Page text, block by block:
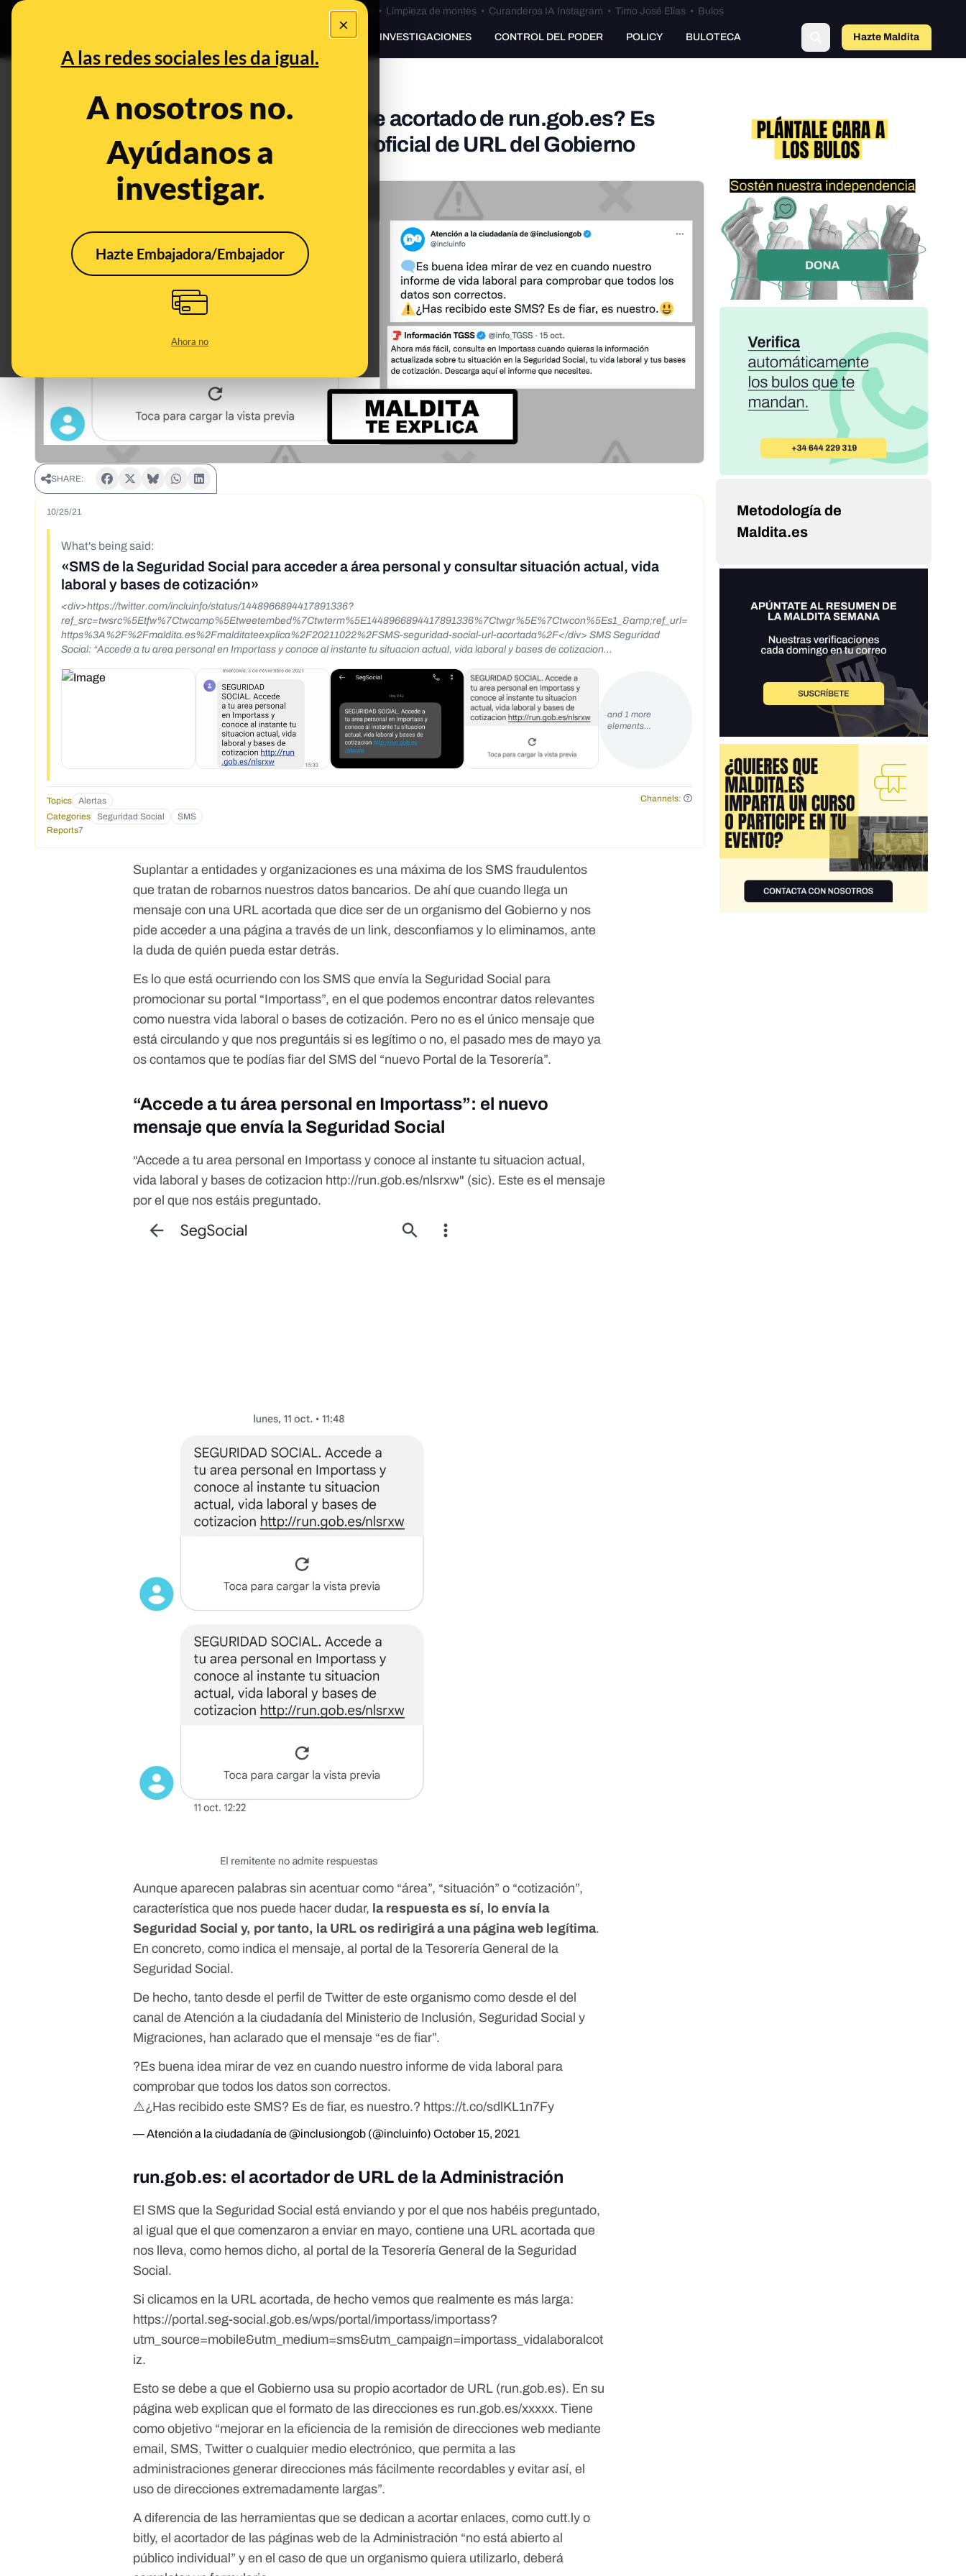
×
A las redes sociales les da igual.
A nosotros no.
Ayúdanos a
investigar.
Hazte Embajadora/Embajador
Ahora no
Bulos Ceuta • Limpieza de montes• Curanderos IA Instagram • Timo José Elías• Bulos
PREBUNKING INVESTIGACIONES CONTROL DEL PODER POLICY BULOTECA Hazte Maldito
¿Has recibido un SMS con un enlace acortado de run.gob.es? Es
fiable y se ha utilizado un acortador oficial de URL del Gobierno
Oct 22, 2021, 5:24:50 PM
SHARE:
10/25/21
What's being said:
«SMS de la Seguridad Social para acceder a área personal y consultar situación actual, vida
laboral y bases de cotización»
<div>https://twitter.com/incluinfo/status/1448966894417891336?
ref_src=twsrc%5Etfw%7Ctwcamp%5Etweetembed%7Ctwterm%5E1448966894417891336%7Ctwgr%5E%7Ctwcon%5Es1_&amp;ref_url=
https%3A%2F%2Fmaldita.es%2Fmalditateexplica%2F20211022%2FSMS-seguridad-social-url-acortada%2F</div> SMS Seguridad
Social: “Accede a tu area personal en Importass y conoce al instante tu situacion actual, vida laboral y bases de cotizacion
and 1 more
elements…
Topics Alertas
Channels:
Categories
Seguridad Social
SMS
Reports7
Suplantar a entidades y organizaciones es una máxima de los SMS fraudulentos
que tratan de robarnos nuestros datos bancarios. De ahí que cuando llega un
mensaje con una URL acortada que dice ser de un organismo del Gobierno y nos
pide acceder a una página a través de un link, desconfiamos y lo eliminamos, ante
la duda de quién pueda estar detrás.
Es lo que está ocurriendo con los SMS que envía la Seguridad Social para
promocionar su portal “Importass”, en el que podemos encontrar datos relevantes
como nuestra vida laboral o bases de cotización. Pero no es el único mensaje que
está circulando y que nos preguntáis si es legítimo o no, el pasado mes de mayoya
os contamos que te podías fiar del SMS del “nuevo Portal de la Tesorería”.
“Accede a tu área personal en Importass”: el nuevo
mensaje que envía la Seguridad Social
“Accede a tu area personal en Importass y conoce al instante tu situacion actual,
vida laboral y bases de cotizacion http://run.gob.es/nlsrxw" (sic). Este es el mensaje
por el que nos estáis preguntado.
Aunque aparecen palabras sin acentuar como “área”, “situación” o “cotización”,
característica que nos puede hacer dudar, la respuesta es sí, lo envía la
Seguridad Social y, por tanto, la URL os redirigirá a una página web legítima.
En concreto, como indica el mensaje,al portal de la Tesorería General de la
Seguridad Social .
De hecho, tanto desde el perfil de Twitter de este organismo como desde el del
canal de Atención a la ciudadanía del Ministerio de Inclusión, Seguridad Social y
Migraciones, han aclarado que el mensaje “es de fiar”.
?️Es buena idea mirar de vez en cuando nuestro informe de vida laboral para
comprobar que todos los datos son correctos.
⚠️¿Has recibido este SMS? Es de fiar, es nuestro.? https://t.co/sdlKL1n7Fy
— Atención a la ciudadanía de @inclusiongob (@incluinfo)October 15, 2021
run.gob.es: el acortador de URL de la Administración
El SMS que la Seguridad Social está enviando y por el que nos habéis preguntado,
al igual que el que comenzaron a enviar en mayo, contiene una URL acortada que
nos lleva, como hemos dicho,al portal de la Tesorería General de la Seguridad
Social .
Si clicamos en la URL acortada, de hecho vemos que realmente es más larga:
https://portal.seg-social.gob.es/wps/portal/importass/importass?
utm_source=mobile&utm_medium=sms&utm_campaign=importass_vidalaboralcot
iz.
Esto se debe a que el Gobierno usa su propio acortador de URL (run.gob.es). En su
página web explican que el formato de las direcciones es run.gob.es/xxxxx. Tiene
como objetivo “mejorar en la eficiencia de la remisión de direcciones web mediante
email, SMS, Twitter o cualquier medio electrónico, que permita a las
administraciones generar direcciones más fácilmente recordables y evitar así, el
uso de direcciones extremadamente largas”.
A diferencia de las herramientas que se dedican a acortar enlaces, comocutt.ly o
bitly, el acortador de las páginas web de la Administración “no está abierto al
público individual” y en el caso de que un organismo quiera utilizarlo, deberá
Metodología de
Maldita.es